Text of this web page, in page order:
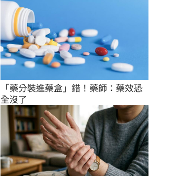
「藥分裝進藥盒」錯！藥師：藥效恐
全沒了